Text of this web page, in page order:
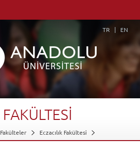
TR EN
FAKÜLTESİ
Fakülteler
Eczacılık Fakültesi